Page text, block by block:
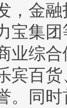
，金
宝集
业综
宾百
。同